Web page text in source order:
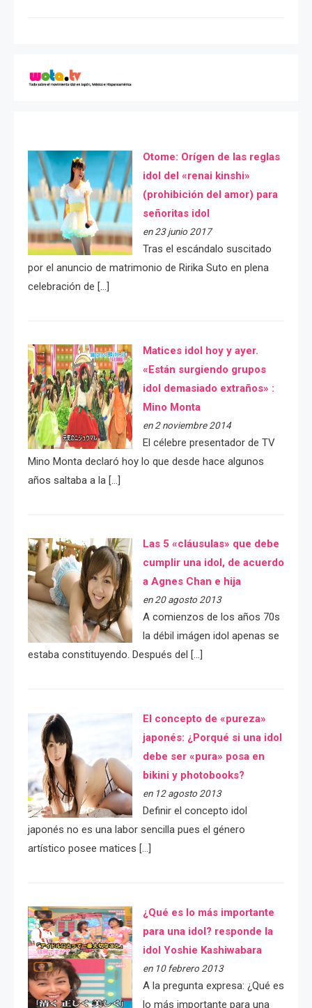
Otome: Orígen de las reglas
idol del «renai kinshi»
(prohibición del amor) para
señoritas idol
en 23 junio 2017
Tras el escándalo suscitado
por el anuncio de matrimonio de Ririka Suto en plena
celebración de […]
Matices idol hoy y ayer.
«Están surgiendo grupos
idol demasiado extraños» :
Mino Monta
en 2 noviembre 2014
El célebre presentador de TV
Mino Monta declaró hoy lo que desde hace algunos
años saltaba a la […]
Las 5 «cláusulas» que debe
cumplir una idol, de acuerdo
a Agnes Chan e hija
en 20 agosto 2013
A comienzos de los años 70s
la débil imágen idol apenas se
estaba constituyendo. Después del […]
El concepto de «pureza»
japonés: ¿Porqué si una idol
debe ser «pura» posa en
bikini y photobooks?
en 12 agosto 2013
Definir el concepto idol
japonés no es una labor sencilla pues el género
artístico posee matices […]
¿Qué es lo más importante
para una idol? responde la
idol Yoshie Kashiwabara
en 10 febrero 2013
A la pregunta expresa: ¿Qué es
lo más importante para una